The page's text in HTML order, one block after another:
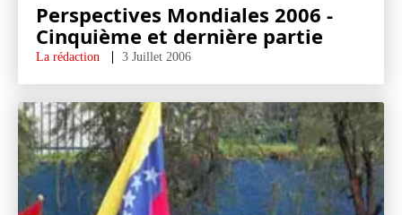
Perspectives Mondiales 2006 -
Cinquième et dernière partie
La rédaction 3 Juillet 2006